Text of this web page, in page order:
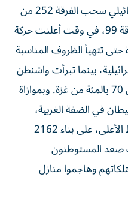
بجراحها، فيما أعلن الجيش الإسرائيلي سحب الفرقة 252 من
شمال قطاع غزة والإبقاء على الفرقة 99، في وقت أعلنت حركة
تتهيأ الظروف المناسبة
بينما تبرأت واشنطن
من مساعي إسرائيل السيطرة على 70 بالمئة من غزة. وبموازاة
في الضفة الغربية،
ووافق ما يسمى مجلس التخطيط الأعلى، على بناء 2162
صعد المستوطنون
وهاجموا منازل